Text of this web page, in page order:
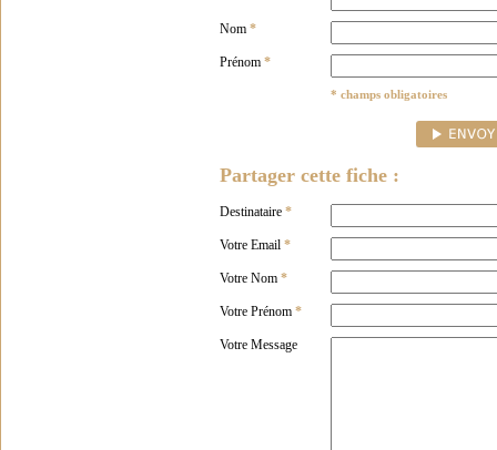
Nom *
Prénom *
* champs obligatoires
Partager cette fiche :
Destinataire *
Votre Email *
Votre Nom *
Votre Prénom *
Votre Message